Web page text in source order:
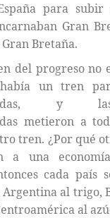
para
Gran
Bretaña.
del progreso no
un tren
y
metieron a
tren. ¿Por qué
a una
cada país
al trigo,
al